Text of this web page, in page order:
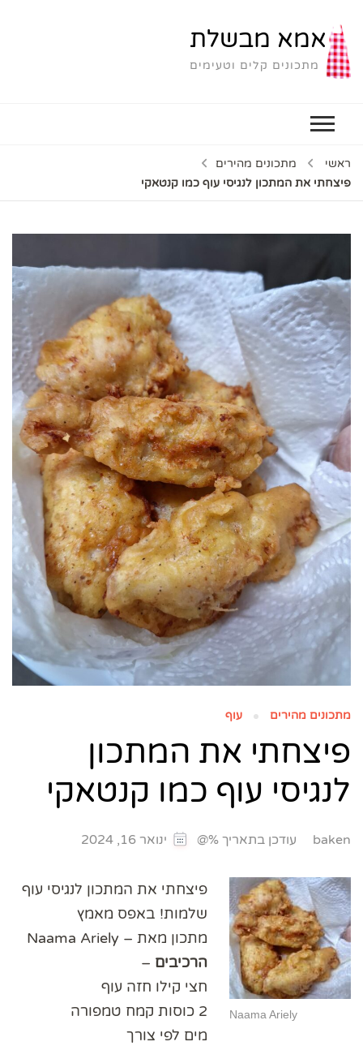
אמא מבשלת
מתכונים קלים וטעימים
ראשי
מתכונים מהירים
פיצחתי את המתכון לנגיסי עוף כמו קנטאקי
מתכונים מהירים עוף
פיצחתי את המתכון
לנגיסי עוף כמו קנטאקי
baken עודכן בתאריך %@ ינואר 16, 2024
Naama Ariely
פיצחתי את המתכון לנגיסי עוף
שלמות! באפס מאמץ
מתכון מאת – Naama Ariely
הרכיבים –
חצי קילו חזה עוף
2 כוסות קמח טמפורה
מים לפי צורך